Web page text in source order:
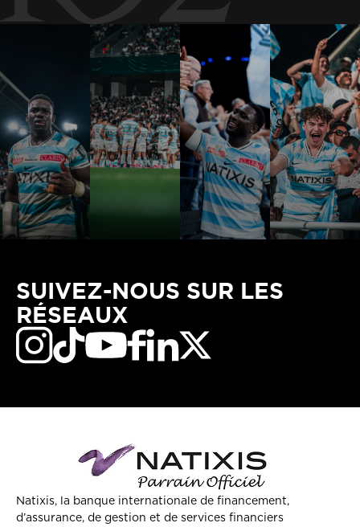
SUIVEZ-NOUS SUR LES
RÉSEAUX
Natixis, la banque internationale de financement,
d’assurance, de gestion et de services financiers